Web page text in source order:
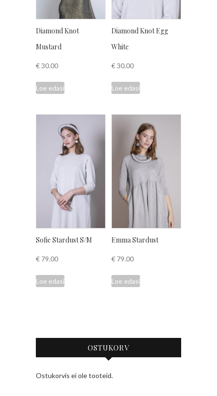
Diamond Knot
Mustard
€30.00
Loe edasi
Diamond Knot Egg
White
€30.00
Loe edasi
Sofie Stardust S/M
€ 79.00
Loe edasi
Emma Stardust
€ 79.00
Loe edasi
OSTUKORV
Ostukorvis ei ole tooteid.